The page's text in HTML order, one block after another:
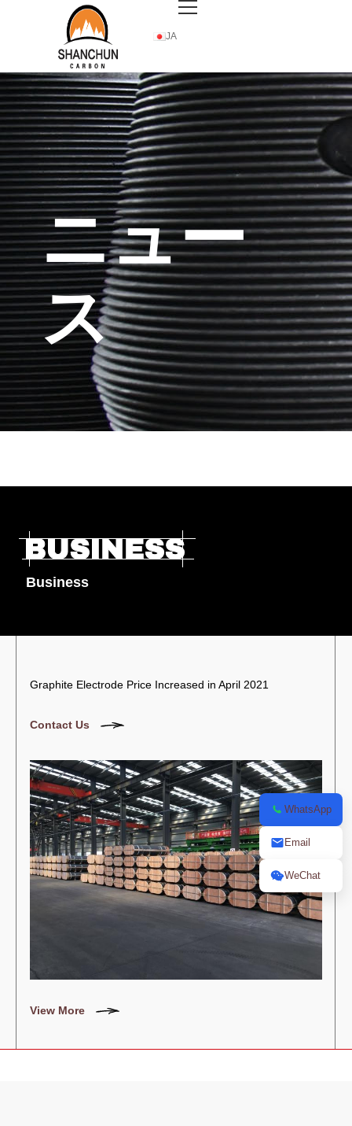
JA
ニュース
ニュー
ス
Business
Graphite Electrode Price Increased in April 2021
Contact Us
View More
WhatsApp
Email
WeChat